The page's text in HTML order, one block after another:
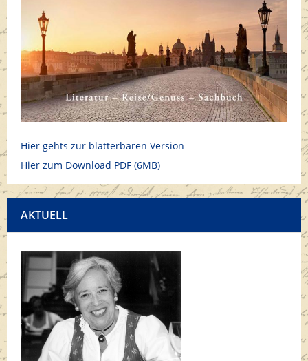
Hier gehts zur blätterbaren Version
Hier zum Download PDF (6MB)
AKTUELL